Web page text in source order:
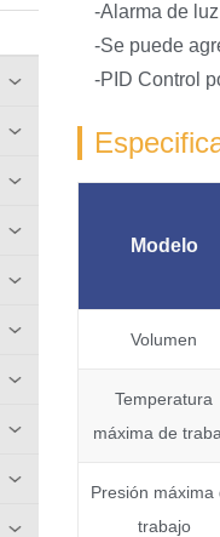
-Alarma de
-Se puede
-PID Control
Modelo
Volumen
Temperatura
máxima de
Presión máxima
trabajo